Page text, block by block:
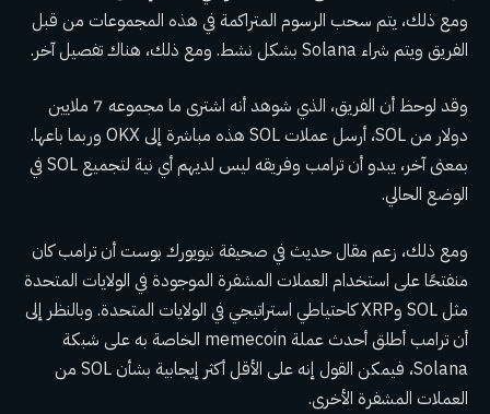
ومع ذلك، يتم سحب الرسوم المتراكمة في هذه المجموعات من قبل
الفريق ويتم شراء Solana بشكل نشط. ومع ذلك، هناك تفصيل آخر.
وقد لوحظ أن الفريق، الذي شوهد أنه اشترى ما مجموعه 7 ملايين
دولار من SOL، أرسل عملات SOL هذه مباشرة إلى OKX وربما باعها.
بمعنى آخر، يبدو أن ترامب وفريقه ليس لديهم أي نية لتجميع SOL في
الوضع الحالي.
ومع ذلك، زعم مقال حديث في صحيفة نيويورك بوست أن ترامب كان
منفتحًا على استخدام العملات المشفرة الموجودة في الولايات المتحدة
مثل SOL وXRP كاحتياطي استراتيجي في الولايات المتحدة. وبالنظر إلى
أن ترامب أطلق أحدث عملة memecoin الخاصة به على شبكة
Solana، فيمكن القول إنه على الأقل أكثر إيجابية بشأن SOL من
العملات المشفرة الأخرى.